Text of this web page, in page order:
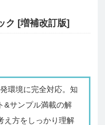
ク [増補改訂版]
環境に完全対応。知
&サンプル満載の解
え方をしっかり理解